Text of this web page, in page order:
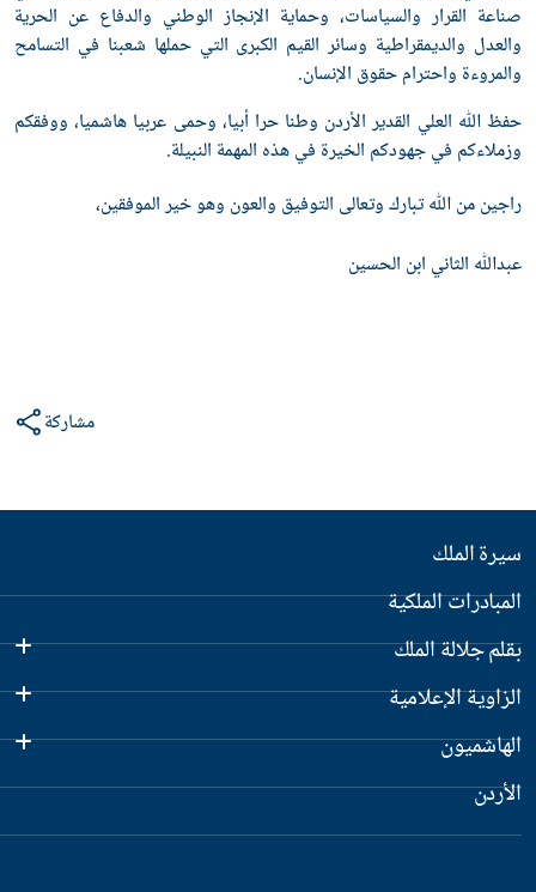
صناعة القرار والسياسات، وحماية الإنجاز الوطني والدفاع عن الحرية
والعدل والديمقراطية وسائر القيم الكبرى التي حملها شعبنا في التسامح
والمروءة واحترام حقوق الإنسان.
حفظ ﷲ العلي القدير الأردن وطنا حرا أبيا، وحمى عربيا هاشميا، ووفقكم
وزملاءكم في جهودكم الخيرة في هذه المهمة النبيلة.
راجين من ﷲ تبارك وتعالى التوفيق والعون وهو خير الموفقين،
عبدﷲ الثاني ابن الحسين
مشاركة
سيرة الملك
المبادرات الملكية
بقلم جلالة الملك
الزاوية الإعلامية
الهاشميون
الأردن